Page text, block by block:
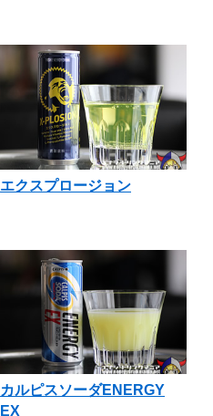
エクスプロージョン
カルピスソーダENERGY
EX